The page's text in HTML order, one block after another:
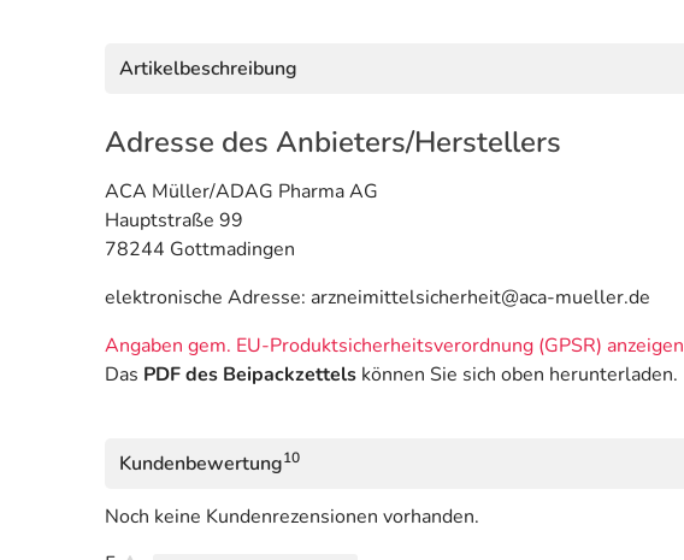
Artikelbeschreibung
Adresse des Anbieters/Herstellers
ACA Müller/ADAG Pharma AG
Hauptstraße 99
78244 Gottmadingen
elektronische Adresse: arzneimittelsicherheit@aca-mueller.de
Angaben gem. EU-Produktsicherheitsverordnung (GPSR) anzeigen
Das PDF des Beipackzettels können Sie sich oben herunterladen.
Kundenbewertung10
Noch keine Kundenrezensionen vorhanden.